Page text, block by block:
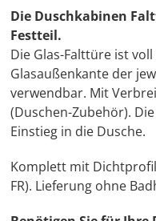
Die Duschkabinen
Festteil.
Die Glas-Falttüre ist
Glasaußenkante der
verwendbar. Mit
(Duschen-Zubehör).
Einstieg in die Dusche.
Komplett mit
FR). Lieferung ohne